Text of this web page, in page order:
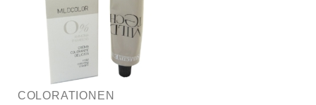
COLORATIONEN